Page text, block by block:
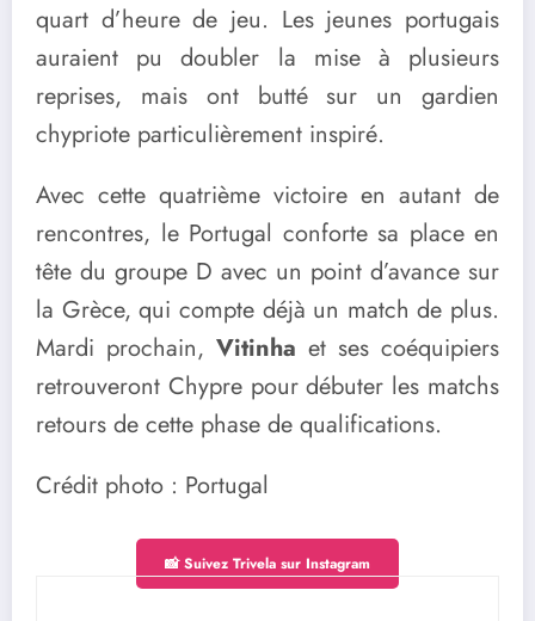
quart d’heure de jeu. Les jeunes portugais
auraient pu doubler la mise à plusieurs
reprises, mais ont butté sur un gardien
chypriote particulièrement inspiré.
Avec cette quatrième victoire en autant de
rencontres, le Portugal conforte sa place en
tête du groupe D avec un point d’avance sur
la Grèce, qui compte déjà un match de plus.
Mardi prochain, Vitinha et ses coéquipiers
retrouveront Chypre pour débuter les matchs
retours de cette phase de qualifications.
Crédit photo : Portugal
📸 Suivez Trivela sur Instagram